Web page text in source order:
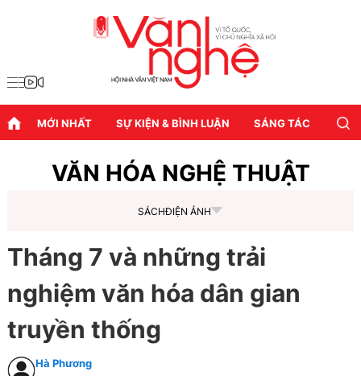
MỚI NHẤT SỰ KIỆN & BÌNH LUẬN SÁNG TÁC
VĂN HÓA NGHỆ THUẬT
SÁCHĐIỆN ẢNH
Tháng 7 và những trải
nghiệm văn hóa dân gian
truyền thống
Hà Phương